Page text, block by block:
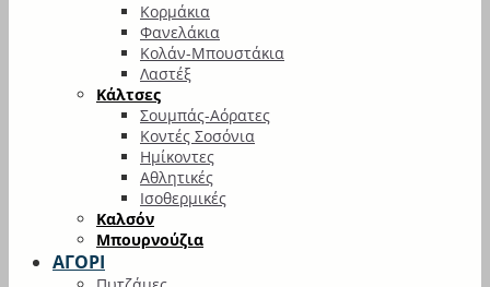
Κορμάκια
Φανελάκια
Κολάν-Μπουστάκια
Λαστέξ
Κάλτσες
Σουμπάς-Αόρατες
Κοντές Σοσόνια
Ημίκοντες
Αθλητικές
Ισοθερμικές
Καλσόν
Μπουρνούζια
ΑΓΟΡΙ